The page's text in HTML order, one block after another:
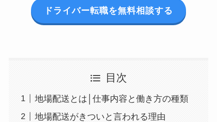
ドライバー転職を無料相談する
目次
地場配送とは│仕事内容と働き方の種類
地場配送がきついと言われる理由